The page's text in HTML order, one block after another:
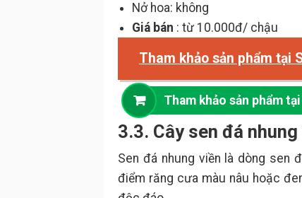
Nở hoa: không
Giá bán : từ 10.000đ/ chậu
Tham khảo sản phẩm tại
Tham khảo sản phẩm
3.3. Cây sen đá
Sen đá nhung viền là dòng sen
điểm răng cưa màu nâu hoặc